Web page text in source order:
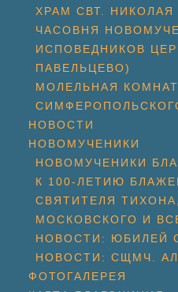
ХРАМ СВТ.
ЧАСОВНЯ
ИСПОВЕДНИКОВ
ПАВЕЛЬЦЕВО)
МОЛЕЛЬНАЯ
НОВОСТИ
НОВОМУЧЕНИКИ
НОВОМУЧЕНИКИ
К 100-ЛЕТИЮ
СВЯТИТЕЛЯ
МОСКОВСКОГО И
НОВОСТИ: ЮБИЛЕЙ
НОВОСТИ: СЩМЧ.
ФОТОГАЛЕРЕЯ